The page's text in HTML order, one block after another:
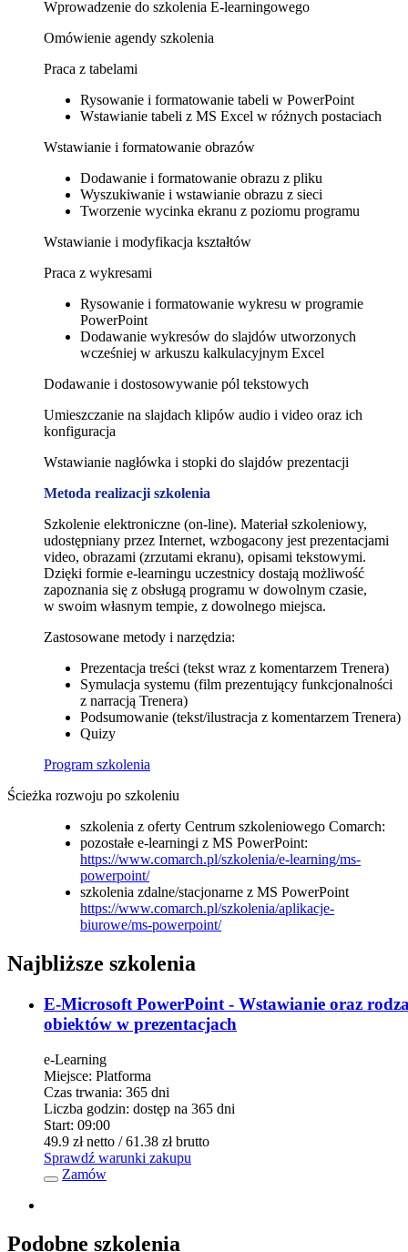
Wprowadzenie do szkolenia E-learningowego
Omówienie agendy szkolenia
Praca z tabelami
Rysowanie i formatowanie tabeli w PowerPoint
Wstawianie tabeli z MS Excel w różnych postaciach
Wstawianie i formatowanie obrazów
Dodawanie i formatowanie obrazu z pliku
Wyszukiwanie i wstawianie obrazu z sieci
Tworzenie wycinka ekranu z poziomu programu
Wstawianie i modyfikacja kształtów
Praca z wykresami
Rysowanie i formatowanie wykresu w programie
PowerPoint
Dodawanie wykresów do slajdów utworzonych
wcześniej w arkuszu kalkulacyjnym Excel
Dodawanie i dostosowywanie pól tekstowych
Umieszczanie na slajdach klipów audio i video oraz ich
konfiguracja
Wstawianie nagłówka i stopki do slajdów prezentacji
Metoda realizacji szkolenia
Szkolenie elektroniczne (on-line). Materiał szkoleniowy,
udostępniany przez Internet, wzbogacony jest prezentacjami
video, obrazami (zrzutami ekranu), opisami tekstowymi.
Dzięki formie e-learningu uczestnicy dostają możliwość
zapoznania się z obsługą programu w dowolnym czasie,
w swoim własnym tempie, z dowolnego miejsca.
Zastosowane metody i narzędzia:
Prezentacja treści (tekst wraz z komentarzem Trenera)
Symulacja systemu (film prezentujący funkcjonalności
z narracją Trenera)
Podsumowanie (tekst/ilustracja z komentarzem Trenera)
Quizy
Program szkolenia
Ścieżka rozwoju po szkoleniu
szkolenia z oferty Centrum szkoleniowego Comarch:
pozostałe e-learningi z MS PowerPoint:
https://www.comarch.pl/szkolenia/e-learning/ms-
powerpoint/
szkolenia zdalne/stacjonarne z MS PowerPoint
https://www.comarch.pl/szkolenia/aplikacje-
biurowe/ms-powerpoint/
Najbliższe szkolenia
E-Microsoft PowerPoint - Wstawianie oraz
obiektów w prezentacjach
e-Learning
Miejsce: Platforma
Czas trwania: 365 dni
Liczba godzin: dostęp na 365 dni
Start: 09:00
49.9 złnetto / 61.38 złbrutto
Sprawdź warunki zakupu
Zamów
Podobne szkolenia